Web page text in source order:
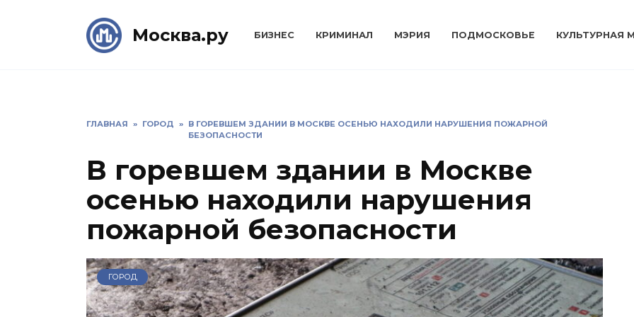
Москва.ру БИЗНЕС КРИМИНАЛ МЭРИЯ ПОДМОСКОВЬЕ КУЛЬТУРНАЯ
ГЛАВНАЯ » ГОРОД » В ГОРЕВШЕМ ЗДАНИИ В МОСКВЕ ОСЕНЬЮ НАХОДИЛИ НАРУШЕНИЯ ПОЖАРНОЙ
БЕЗОПАСНОСТИ
В горевшем здании в Москве
осенью находили нарушения
пожарной безопасности
ГОРОД